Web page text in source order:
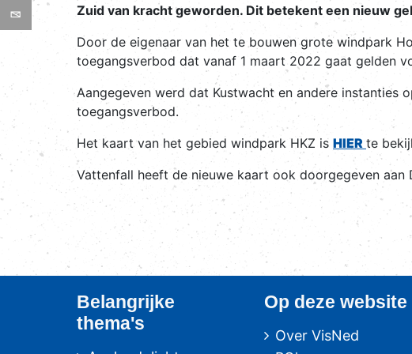
Zuid van kracht geworden. Dit betekent een nieuw
Door de eigenaar van het te bouwen grote windpark
toegangsverbod dat vanaf 1 maart 2022 gaat gelden
Aangegeven werd dat Kustwacht en andere
toegangsverbod.
Het kaart van het gebied windpark HKZ is HIER te
Vattenfall heeft de nieuwe kaart ook doorgegeven
Belangrijke
thema's
Op deze website
Over VisNed